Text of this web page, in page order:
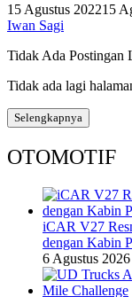
15 Agustus 202215
Iwan Sagi
Tidak Ada Postingan
Tidak ada lagi
Selengkapnya
OTOMOTIF
iCAR V27
dengan Kabin
6 Agustus 2026